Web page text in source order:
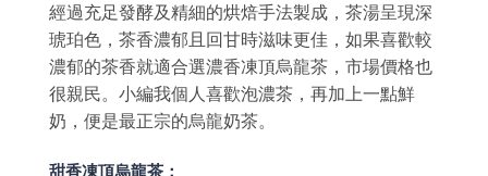
經過充足發酵及精細的烘焙手法製成，茶湯呈現深
琥珀色，茶香濃郁且回甘時滋味更佳，如果喜歡較
濃郁的茶香就適合選濃香凍頂烏龍茶，市場價格也
很親民。小編我個人喜歡泡濃茶，再加上一點鮮
奶，便是最正宗的烏龍奶茶。
甜香凍頂烏龍茶：